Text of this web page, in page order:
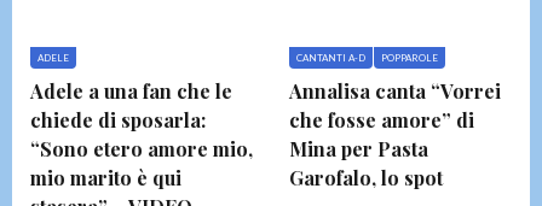
ADELE
Adele a una fan che le
chiede di sposarla:
“Sono etero amore mio,
mio marito è qui
CANTANTI A-D POPPAROLE
Annalisa canta “Vorrei
che fosse amore” di
Mina per Pasta
Garofalo, lo spot